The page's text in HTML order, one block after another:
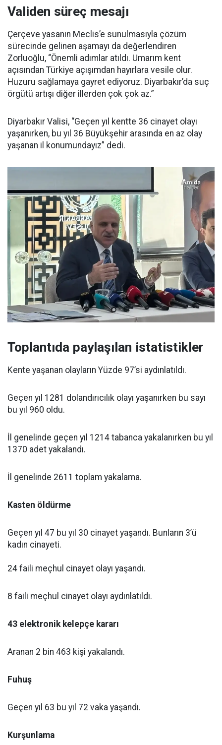
Validen süreç mesajı
Çerçeve yasanın Meclis’e sunulmasıyla çözüm
sürecinde gelinen aşamayı da değerlendiren
Zorluoğlu, “Önemli adımlar atıldı. Umarım kent
açısından Türkiye açışımdan hayırlara vesile olur.
Huzuru sağlamaya gayret ediyoruz. Diyarbakır’da suç
örgütü artışı diğer illerden çok çok az.”
Diyarbakır Valisi, “Geçen yıl kentte 36 cinayet olayı
yaşanırken, bu yıl 36 Büyükşehir arasında en az olay
yaşanan il konumundayız” dedi.
Toplantıda paylaşılan istatistikler
Kente yaşanan olayların Yüzde 97’si aydınlatıldı.
Geçen yıl 1281 dolandırıcılık olayı yaşanırken bu sayı
bu yıl 960 oldu.
İl genelinde geçen yıl 1214 tabanca yakalanırken bu yıl
1370 adet yakalandı.
İl genelinde 2611 toplam yakalama.
Kasten öldürme
Geçen yıl 47 bu yıl 30 cinayet yaşandı. Bunların 3’ü
kadın cinayeti.
24 faili meçhul cinayet olayı yaşandı.
8 faili meçhul cinayet olayı aydınlatıldı.
43 elektronik kelepçe kararı
Aranan 2 bin 463 kişi yakalandı.
Fuhuş
Geçen yıl 63 bu yıl 72 vaka yaşandı.
Kurşunlama